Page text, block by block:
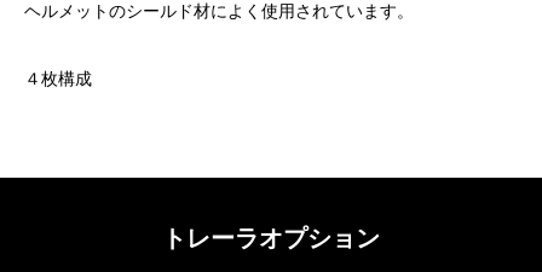
ヘルメットのシールド材によく使用されています。
４枚構成
トレーラオプション